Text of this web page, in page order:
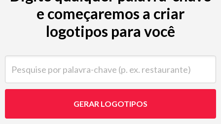
e começaremos a criar
logotipos para você
GERAR LOGOTIPOS